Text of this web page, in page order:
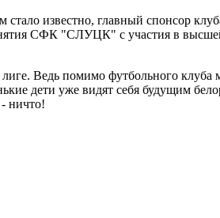
известно, главный спонсор
СФК "СЛУЦК" с участия в
Ведь помимо футбольного клуба
дети уже видят себя будущим
ничто!